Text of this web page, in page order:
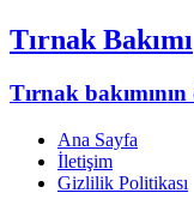
Tırnak Bakımı
Tırnak
Ana Sayfa
İletişim
Gizlilik Politikası